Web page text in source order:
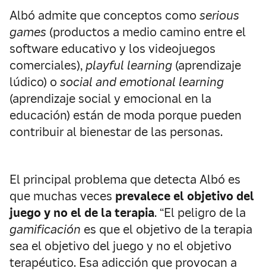
Albó admite que conceptos como serious
games (productos a medio camino entre el
software educativo y los videojuegos
comerciales),playful learning (aprendizaje
lúdico) o social andemotional learning
(aprendizaje social y emocional en la
educación) están de moda porque pueden
contribuir al bienestar de las personas.
El principal problema que detecta Albó es
que muchas veces prevalece el objetivo del
juego y no el de la terapia. “El peligro de la
gamificación es que el objetivo de la terapia
sea el objetivo del juego y no el objetivo
terapéutico. Esa adicción que provocan a